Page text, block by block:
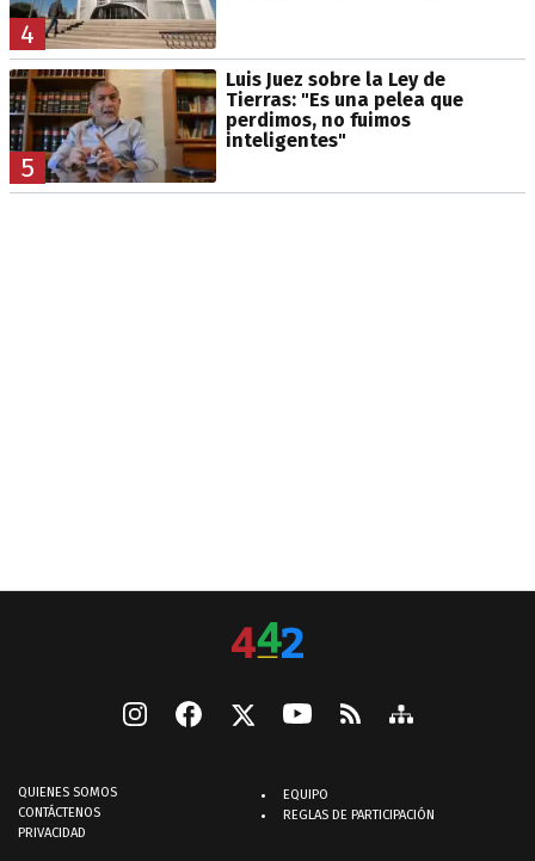
4
5
Luis Juez sobre la Ley de
Tierras: "Es una pelea que
perdimos, no fuimos
inteligentes"
QUIENES SOMOS
CONTÁCTENOS
PRIVACIDAD
EQUIPO
REGLAS DE PARTICIPACIÓN